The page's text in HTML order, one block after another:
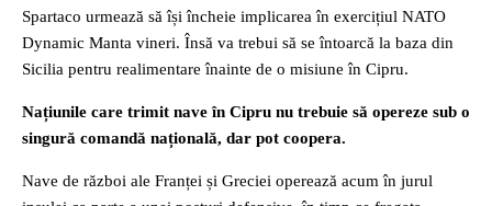
Spartaco urmează să își încheie implicarea în exercițiul NATO
Dynamic Manta vineri. Însă va trebui să se întoarcă la baza din
Sicilia pentru realimentare înainte de o misiune în Cipru.
Națiunile care trimit nave în Cipru nu trebuie să opereze sub o
singură comandă națională, dar pot coopera.
Nave de război ale Franței și Greciei operează acum în jurul